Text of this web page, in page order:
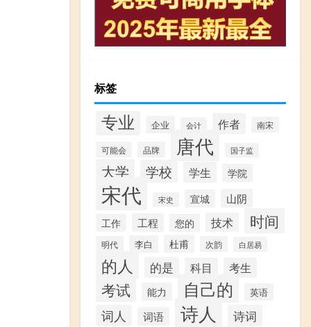
标签
专业 企业 会计 作者 南宋
可能会 品牌 唐代 国子监
大学 学校 学生 学院
宋代 宋史 宣城 山阴
工作 工程 您的 技术 时间
明代 李白 杜甫 次韵 白居易
的人 的是 科目 考生
考试 能力 自己的 英语
词人 词语 诗人 诗词